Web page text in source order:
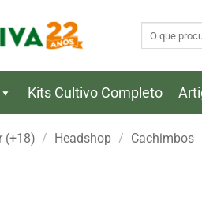
Kits Cultivo Completo
(+18) / Headshop / Cachimbos